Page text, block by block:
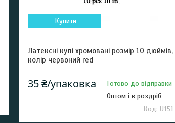
Купити
Латексні кулі хромовані розмір 10 дюймів,
колір червоний red
35 ₴/упаковка
Готово до відправки
Оптом і в роздріб
U151